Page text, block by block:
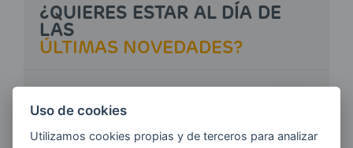
¿QUIERES ESTAR AL DÍA DE
LAS
ÚLTIMAS NOVEDADES?
Uso de cookies
Utilizamos cookies propias y de terceros para analizar